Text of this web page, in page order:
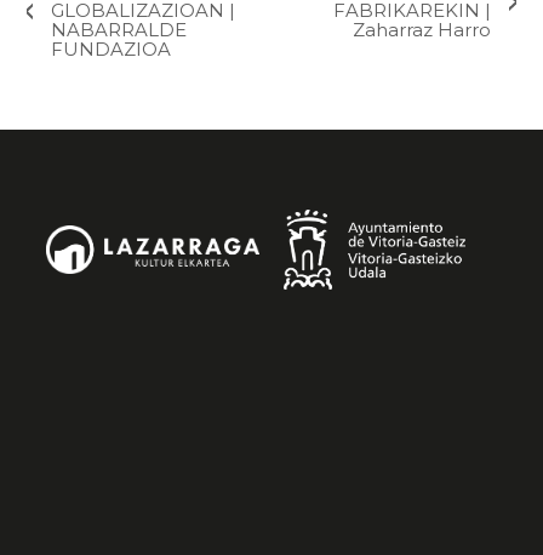
GLOBALIZAZIOAN |
NABARRALDE
FUNDAZIOA
FABRIKAREKIN |
Zaharraz Harro